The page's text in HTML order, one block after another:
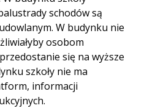
schodów są
W budynku nie
osobom
się na wyższe
szkoły nie ma
informacji